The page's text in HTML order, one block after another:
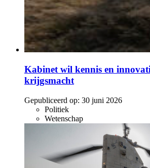
Kabinet wil kennis en
krijgsmacht
Gepubliceerd op: 30 juni 2026
Politiek
Wetenschap